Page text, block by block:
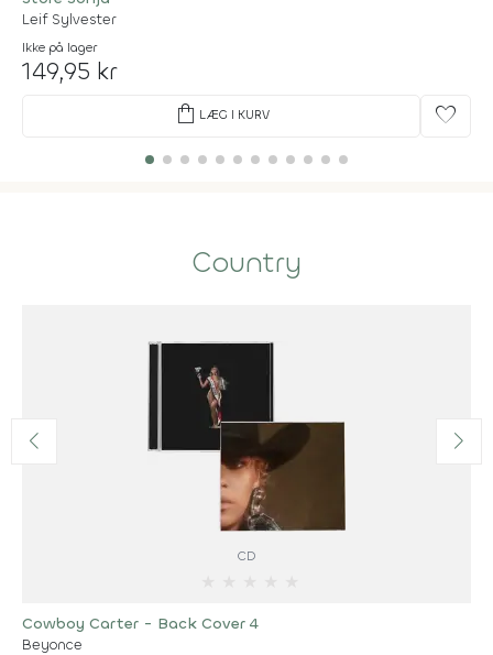
Leif Sylvester
Ikke på lager
149,95 kr
shopping_bag LÆG I KURV favorite
Country
CD
Cowboy Carter - Back Cover 4
Beyonce